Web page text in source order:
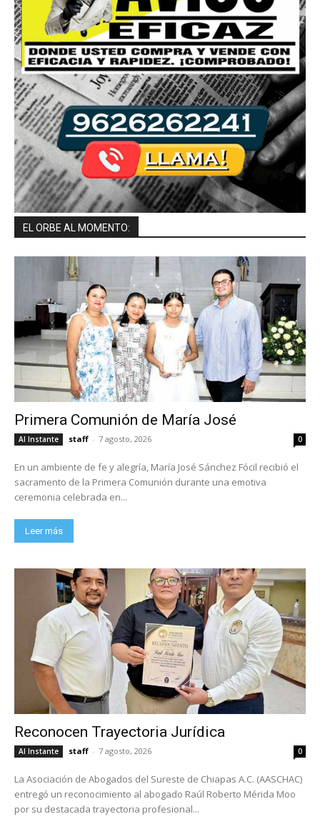
EL ORBE AL MOMENTO:
Primera Comunión de María José
Al Instante staff - 7 agosto, 2026 0
En un ambiente de fe y alegría, María José Sánchez Fócil recibió el
sacramento de la Primera Comunión durante una emotiva
ceremonia celebrada en...
Leer más
Reconocen Trayectoria Jurídica
Al Instante staff - 7 agosto, 2026 0
La Asociación de Abogados del Sureste de Chiapas A.C. (AASCHAC)
entregó un reconocimiento al abogado Raúl Roberto Mérida Moo
por su destacada trayectoria profesional...